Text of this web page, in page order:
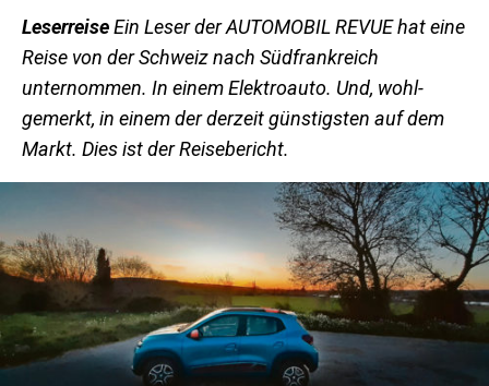
LeserreiseEin Leser der AUTOMOBIL REVUE hat eine
Reise von der Schweiz nach Südfrankreich
unternommen. In einem Elektroauto. Und, wohl­
gemerkt, in einem der derzeit günstigsten auf dem
Markt. Dies ist der Reisebericht.